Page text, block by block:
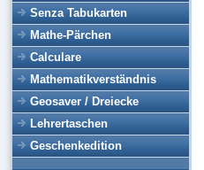
Senza Tabukarten
Mathe-Pärchen
Calculare
Mathematikverständnis
Geosaver / Dreiecke
Lehrertaschen
Geschenkedition